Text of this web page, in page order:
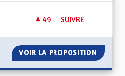
49 49 ABONNÉS
SUIVRE
VOIR LA PROPOSITION